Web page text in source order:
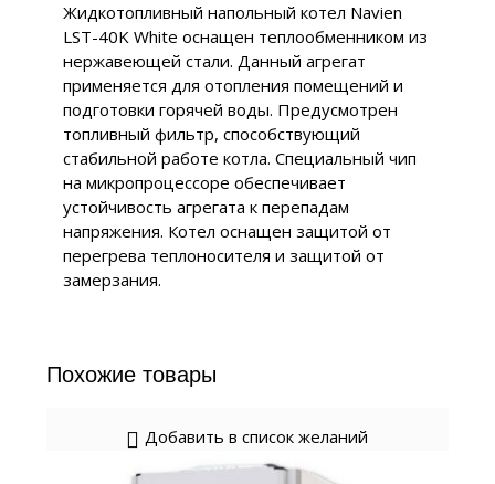
Жидкотопливный напольный котел Navien
LST-40K White оснащен теплообменником из
нержавеющей стали. Данный агрегат
применяется для отопления помещений и
подготовки горячей воды. Предусмотрен
топливный фильтр, способствующий
стабильной работе котла. Специальный чип
на микропроцессоре обеспечивает
устойчивость агрегата к перепадам
напряжения. Котел оснащен защитой от
перегрева теплоносителя и защитой от
замерзания.
Похожие товары
Добавить в список желаний